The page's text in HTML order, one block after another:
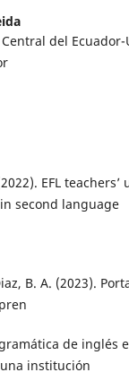
del
EFL
second language
B. A. (2023).
de inglés
institución